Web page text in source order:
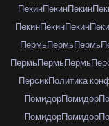
ПекинПекинПекин
ПекинПекинПекин
ПермьПермьПермь
ПермьПермьПермь
ПерсикПолитика
ПомидорПомидор
ПомидорПомидор